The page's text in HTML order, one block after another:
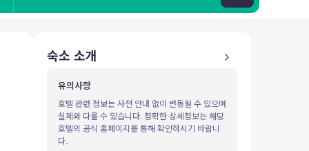
숙소 소개
유의사항
호텔 관련 정보는 사전 안내 없이 변동될 수 있으며
실제와 다를 수 있습니다. 정확한 상세정보는 해당
호텔의 공식 홈페이지를 통해 확인하시기 바랍니
다.